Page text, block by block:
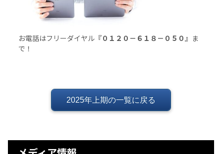
お電話はフリーダイヤル 『０１２０－６１８－０５０』 ま
で！
2025年上期の一覧に戻る